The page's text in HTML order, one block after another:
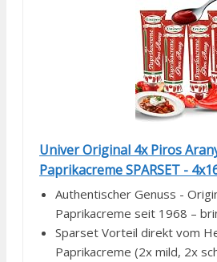
Univer Original 4x Piros
Paprikacreme SPARSET -
Authentischer Genuss -
Paprikacreme seit 1968 –
Sparset Vorteil direkt vom
Paprikacreme (2x mild, 2x